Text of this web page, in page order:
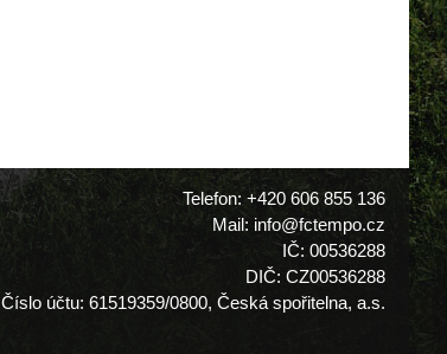
Telefon: +420 606 855 136
Mail: info@fctempo.cz
IČ: 00536288
DIČ: CZ00536288
Číslo účtu: 61519359/0800, Česká spořitelna, a.s.